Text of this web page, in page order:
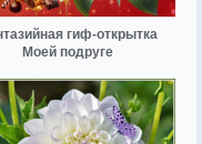
гиф-открытка
Моей подруге